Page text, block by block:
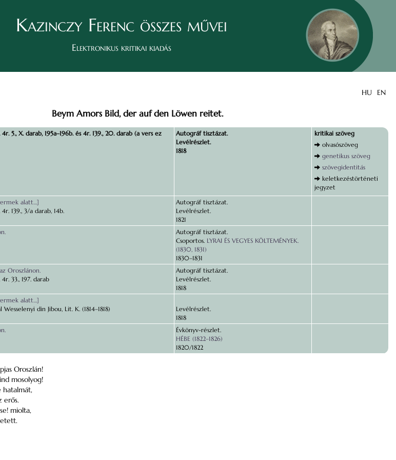
Kazinczy Ferenc összes művei
Elektronikus kritikai kiadás
HU EN
Beym Amors Bild, der auf den Löwen reitet.
5., X. darab, 195a–196b. és 4r. 139., 20. darab (a vers ez
Autográf tisztázat.
Levélrészlet.
1818
kritikai szöveg
olvasószöveg
genetikus szöveg
szövegidentitás
keletkezéstörténeti
jegyzet
alatt…]
139., 3/a darab, 14b.
Autográf tisztázat.
Levélrészlet.
1821
Autográf tisztázat.
Csoportos. LYRAI ÉS VEGYES KÖLTEMÉNYEK.
(1830, 1831)
1830–1831
Oroszlánon.
33., 197. darab
Autográf tisztázat.
Levélrészlet.
1818
alatt…]
din Jibou, Lit. K. (1814–1818)
Levélrészlet.
1818
Évkönyv-részlet.
HÉBE (1822–1826)
1820/1822
Oroszlán!
mosolyog!
hatalmát,
erős.
miolta,